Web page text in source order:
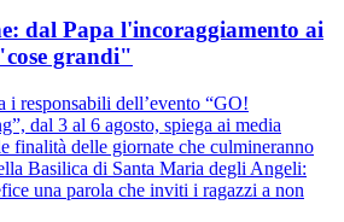
dal Papa l'incoraggiamento ai
grandi"
i responsabili dell’evento “GO!
dal 3 al 6 agosto, spiega ai media
finalità delle giornate che culmineranno
Basilica di Santa Maria degli Angeli:
una parola che inviti i ragazzi a non